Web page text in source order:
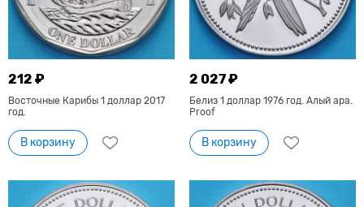
212 ₽
Восточные Карибы 1 доллар 2017
год.
В корзину
2 027 ₽
Белиз 1 доллар 1976 год. Алый ара.
Proof
В корзину